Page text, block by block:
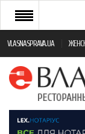
VLASNASPRAVA.UA
НОВИНИ
ЯК ВІДКРИТИ ТА
МОНІТОРИНГ